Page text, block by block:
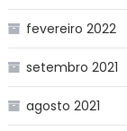
fevereiro 2022
setembro 2021
agosto 2021